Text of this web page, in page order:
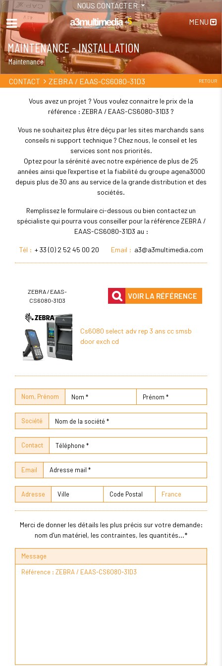
NOUS CONTACTER
MENU
MAINTENANCE - INSTALLATION
Maintenance
CONTACT ZEBRA / EAAS-CS6080-31D3 RETOUR
Vous avez un projet ? Vous voulez connaitre le prix de la
référence : ZEBRA / EAAS-CS6080-31D3 ?
Vous ne souhaitez plus être déçu par les sites marchands sans
conseils ni support technique ? Chez nous, le conseil et les
services sont nos priorités.
Optez pour la sérénité avec notre expérience de plus de 25
années ainsi que l'expertise et la fiabilité du groupe agena3000
depuis plus de 30 ans au service de la grande distribution et des
sociétés.
Remplissez le formulaire ci-dessous ou bien contactez un
spécialiste qui pourra vous conseiller pour la référence ZEBRA /
EAAS-CS6080-31D3 au :
Tél : + 33 (0) 2 52 45 00 20 Email : a3@a3multimedia.com
ZEBRA / EAAS-
CS6080-31D3
VOIR LA RÉFÉRENCE
Cs6080 select adv rep 3 ans cc smsb
door exch cd
Nom, Prénom
Société
Contact
Email
Adresse
Merci de donner les détails les plus précis sur votre demande:
nom d'un matériel, les contraintes, les quantités...*
Message